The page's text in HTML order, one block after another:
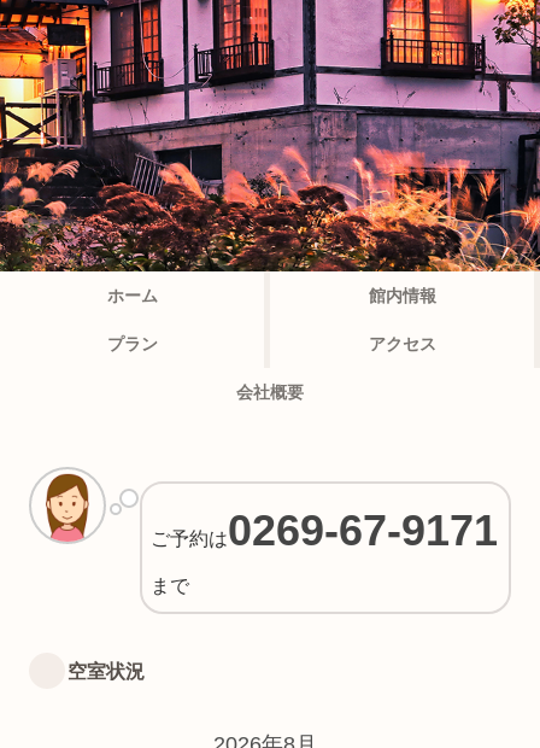
ホーム 館内情報
プラン アクセス
会社概要
ご予約は0269-67-9171
まで
空室状況